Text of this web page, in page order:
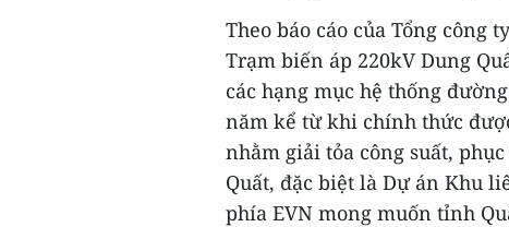
Theo báo cáo của Tổng công
Trạm biến áp 220kV Dung
các hạng mục hệ thống
năm kể từ khi chính thức
nhằm giải tỏa công suất,
Quất, đặc biệt là Dự án Khu
phía EVN mong muốn tỉnh